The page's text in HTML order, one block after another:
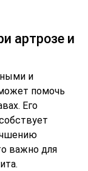
артрозе и
и
помочь
Его
важно для